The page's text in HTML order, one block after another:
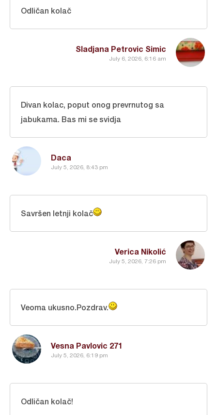
Sladjana Petrovic Simic
July 6, 2026, 6:16 am
Odličan kolač
Daca
July 5, 2026, 8:43 pm
Divan kolac, poput onog prevrnutog sa
jabukama. Bas mi se svidja
Verica Nikolić
July 5, 2026, 7:26 pm
Savršen letnji kolač
Vesna Pavlovic 271
July 5, 2026, 6:19 pm
Veoma ukusno.Pozdrav.
Odličan kolač!